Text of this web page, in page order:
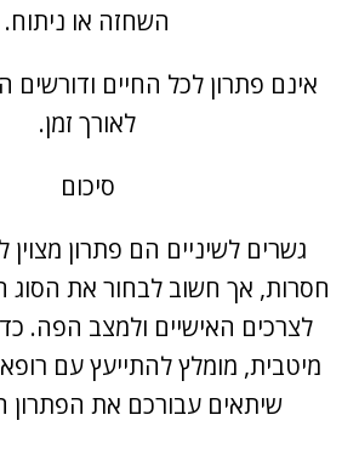
השחזה או ניתוח.
אינם פתרון לכל החיים ודורשים
לאורך זמן.
סיכום
גשרים לשיניים הם פתרון מצוין
חסרות, אך חשוב לבחור את
לצרכים האישיים ולמצב הפה.
מיטבית, מומלץ להתייעץ עם
שיתאים עבורכם את הפתרון